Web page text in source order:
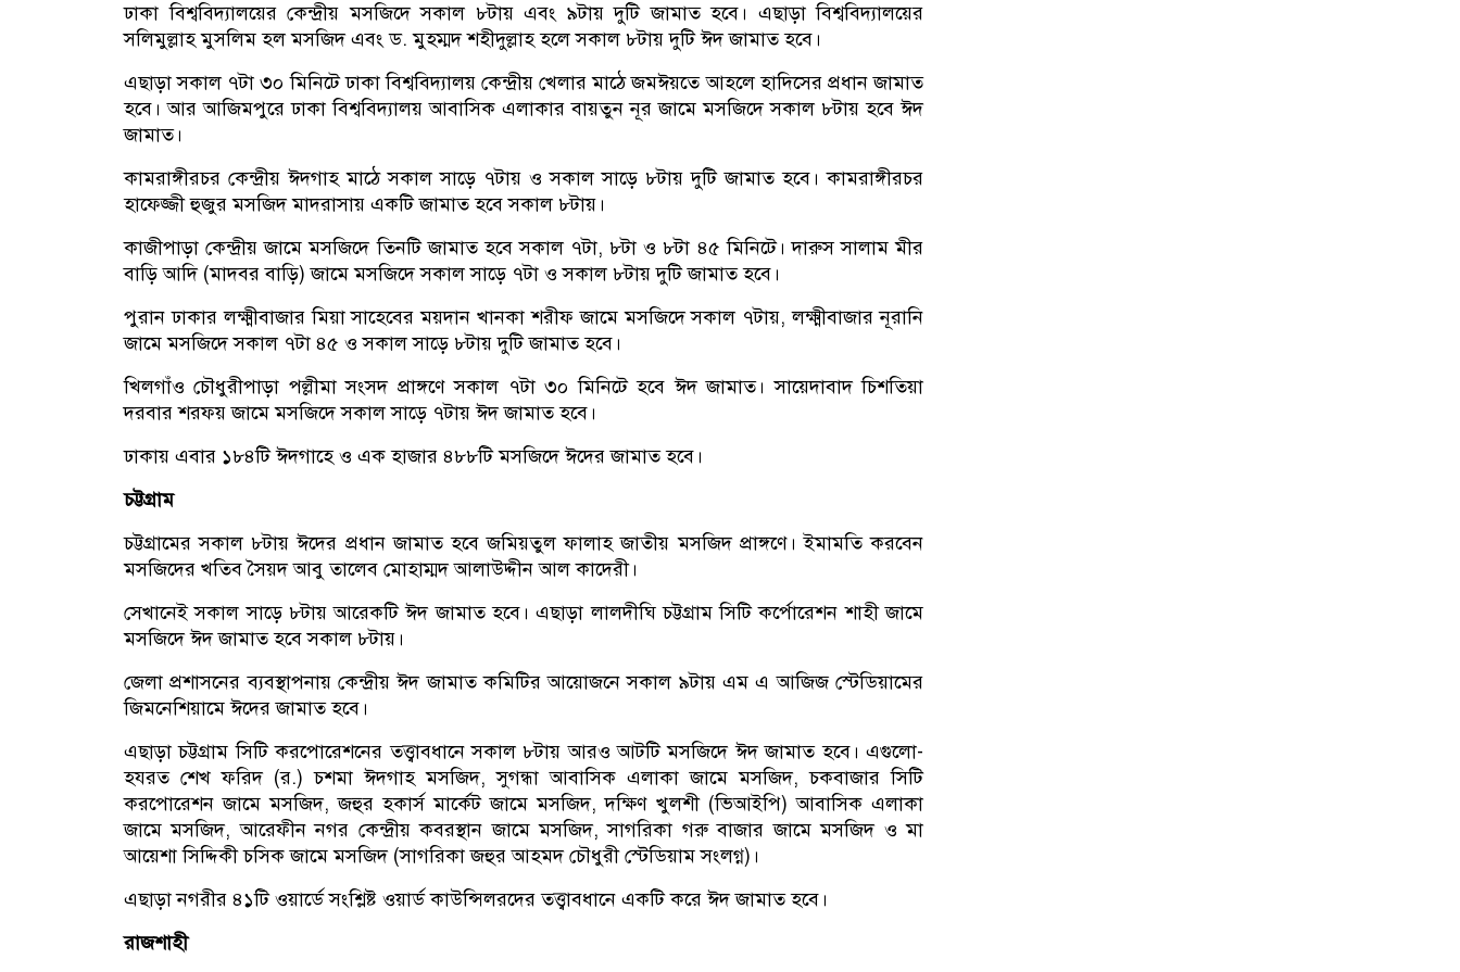
ঢাকা বিশ্ববিদ্যালয়ের কেন্দ্রীয় মসজিদে সকাল ৮টায় এবং ৯টায় দুটি জামাত হবে। এছাড়া বিশ্ববিদ্যালয়ের
সলিমুল্লাহ মুসলিম হল মসজিদ এবং ড. মুহম্মদ শহীদুল্লাহ হলে সকাল ৮টায় দুটি ঈদ জামাত হবে।
এছাড়া সকাল ৭টা ৩০ মিনিটে ঢাকা বিশ্ববিদ্যালয় কেন্দ্রীয় খেলার মাঠে জমঈয়তে আহলে হাদিসের প্রধান জামাত
হবে। আর আজিমপুরে ঢাকা বিশ্ববিদ্যালয় আবাসিক এলাকার বায়তুন নূর জামে মসজিদে সকাল ৮টায় হবে ঈদ
জামাত।
কামরাঙ্গীরচর কেন্দ্রীয় ঈদগাহ মাঠে সকাল সাড়ে ৭টায় ও সকাল সাড়ে ৮টায় দুটি জামাত হবে। কামরাঙ্গীরচর
হাফেজ্জী হুজুর মসজিদ মাদরাসায় একটি জামাত হবে সকাল ৮টায়।
কাজীপাড়া কেন্দ্রীয় জামে মসজিদে তিনটি জামাত হবে সকাল ৭টা, ৮টা ও ৮টা ৪৫ মিনিটে। দারুস সালাম মীর
বাড়ি আদি (মাদবর বাড়ি) জামে মসজিদে সকাল সাড়ে ৭টা ও সকাল ৮টায় দুটি জামাত হবে।
পুরান ঢাকার লক্ষ্মীবাজার মিয়া সাহেবের ময়দান খানকা শরীফ জামে মসজিদে সকাল ৭টায়, লক্ষ্মীবাজার নূরানি
জামে মসজিদে সকাল ৭টা ৪৫ ও সকাল সাড়ে ৮টায় দুটি জামাত হবে।
খিলগাঁও চৌধুরীপাড়া পল্লীমা সংসদ প্রাঙ্গণে সকাল ৭টা ৩০ মিনিটে হবে ঈদ জামাত। সায়েদাবাদ চিশতিয়া
দরবার শরফয় জামে মসজিদে সকাল সাড়ে ৭টায় ঈদ জামাত হবে।
ঢাকায় এবার ১৮৪টি ঈদগাহে ও এক হাজার ৪৮৮টি মসজিদে ঈদের জামাত হবে।
চট্টগ্রাম
চট্টগ্রামের সকাল ৮টায় ঈদের প্রধান জামাত হবে জমিয়তুল ফালাহ জাতীয় মসজিদ প্রাঙ্গণে। ইমামতি করবেন
মসজিদের খতিব সৈয়দ আবু তালেব মোহাম্মদ আলাউদ্দীন আল কাদেরী।
সেখানেই সকাল সাড়ে ৮টায় আরেকটি ঈদ জামাত হবে। এছাড়া লালদীঘি চট্টগ্রাম সিটি কর্পোরেশন শাহী জামে
মসজিদে ঈদ জামাত হবে সকাল ৮টায়।
জেলা প্রশাসনের ব্যবস্থাপনায় কেন্দ্রীয় ঈদ জামাত কমিটির আয়োজনে সকাল ৯টায় এম এ আজিজ স্টেডিয়ামের
জিমনেশিয়ামে ঈদের জামাত হবে।
এছাড়া চট্টগ্রাম সিটি করপোরেশনের তত্ত্বাবধানে সকাল ৮টায় আরও আটটি মসজিদে ঈদ জামাত হবে। এগুলো-
হযরত শেখ ফরিদ (র.) চশমা ঈদগাহ মসজিদ, সুগন্ধা আবাসিক এলাকা জামে মসজিদ, চকবাজার সিটি
করপোরেশন জামে মসজিদ, জহুর হকার্স মার্কেট জামে মসজিদ, দক্ষিণ খুলশী (ভিআইপি) আবাসিক এলাকা
জামে মসজিদ, আরেফীন নগর কেন্দ্রীয় কবরস্থান জামে মসজিদ, সাগরিকা গরু বাজার জামে মসজিদ ও মা
আয়েশা সিদ্দিকী চসিক জামে মসজিদ (সাগরিকা জহুর আহমদ চৌধুরী স্টেডিয়াম সংলগ্ন)।
এছাড়া নগরীর ৪১টি ওয়ার্ডে সংশ্লিষ্ট ওয়ার্ড কাউন্সিলরদের তত্ত্বাবধানে একটি করে ঈদ জামাত হবে।
রাজশাহী